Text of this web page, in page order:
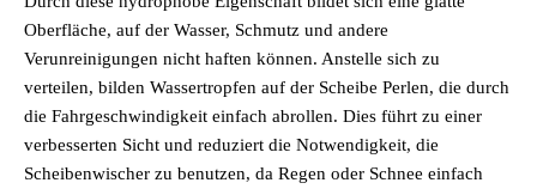
Oberfläche, auf der Wasser, Schmutz und andere
Verunreinigungen nicht haften können. Anstelle sich zu
verteilen, bilden Wassertropfen auf der Scheibe Perlen, die durch
die Fahrgeschwindigkeit einfach abrollen. Dies führt zu einer
verbesserten Sicht und reduziert die Notwendigkeit, die
Scheibenwischer zu benutzen, da Regen oder Schnee einfach